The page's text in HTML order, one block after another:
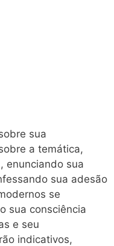
sua
a temática,
enunciando sua
sua adesão
se
sua consciência
e seu
indicativos,